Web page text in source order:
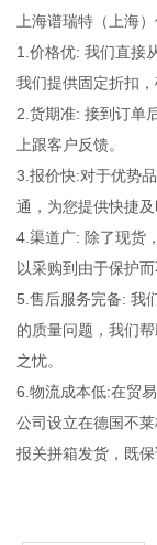
上海谱瑞特（上海
1.价格优: 我们直接
我们提供固定折扣
2.货期准: 接到订单
上跟客户反馈。
3.报价快:对于优势
通，为您提供快捷及
4.渠道广: 除了现货
以采购到由于保护而
5.售后服务完备: 我
的质量问题，我们
之忧。
6.物流成本低:在贸
公司设立在德国不
报关拼箱发货，既